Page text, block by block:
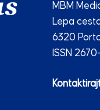
MBM
Lepa
6320
ISSN